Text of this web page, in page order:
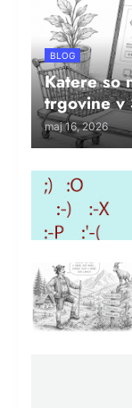
BLOG
Katere so
trgovine v
maj 16, 2026